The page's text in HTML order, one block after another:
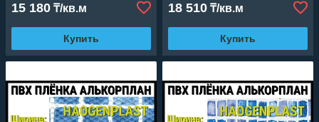
15 180 ₸/кв.м
Купить
18 510 ₸/кв.м
Купить